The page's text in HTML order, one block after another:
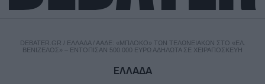
DEBATER.GR / ΕΛΛΑΔΑ/ ΑΑΔΕ: «ΜΠΛΌΚΟ» ΤΩΝ ΤΕΛΩΝΕΙΑΚΏΝ ΣΤΟ «ΕΛ.
ΒΕΝΙΖΈΛΟΣ» – ΕΝΤΌΠΙΣΑΝ 500.000 ΕΥΡΏ ΑΔΉΛΩΤΑ ΣΕ ΧΕΙΡΑΠΟΣΚΕΥΉ
ΕΛΛΑΔΑ